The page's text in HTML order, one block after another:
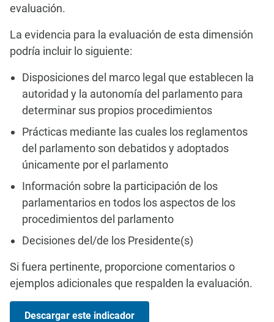
evaluación.
La evidencia para la evaluación de esta dimensión
podría incluir lo siguiente:
Disposiciones del marco legal que establecen la
autoridad y la autonomía del parlamento para
determinar sus propios procedimientos
Prácticas mediante las cuales los reglamentos
del parlamento son debatidos y adoptados
únicamente por el parlamento
Información sobre la participación de los
parlamentarios en todos los aspectos de los
procedimientos del parlamento
Decisiones del/de los Presidente(s)
Si fuera pertinente, proporcione comentarios o
ejemplos adicionales que respalden la evaluación.
Descargar este indicador